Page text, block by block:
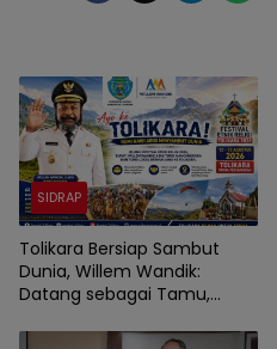
SIDRAP
Tolikara Bersiap Sambut
Dunia, Willem Wandik:
Datang sebagai Tamu,